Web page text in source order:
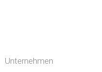
Unternehmen